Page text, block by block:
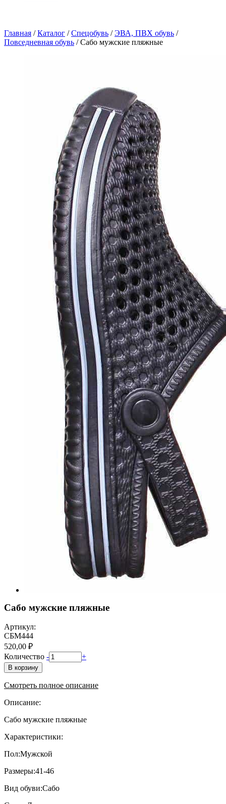
Главная / Каталог / Спецобувь / ЭВА, ПВХ обувь /
Повседневная обувь / Сабо мужские пляжные
Сабо мужские пляжные
Артикул:
СБМ444
520,00 ₽
Количество - +
В корзину
Смотреть полное описание
Описание:
Сабо мужские пляжные
Характеристики:
Пол:Мужской
Размеры:41-46
Вид обуви:Сабо